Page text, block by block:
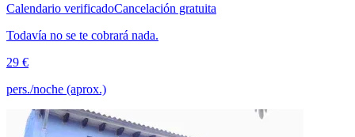
Calendario verificadoCancelación gratuita
Todavía no se te cobrará nada.
29 €
pers./noche (aprox.)